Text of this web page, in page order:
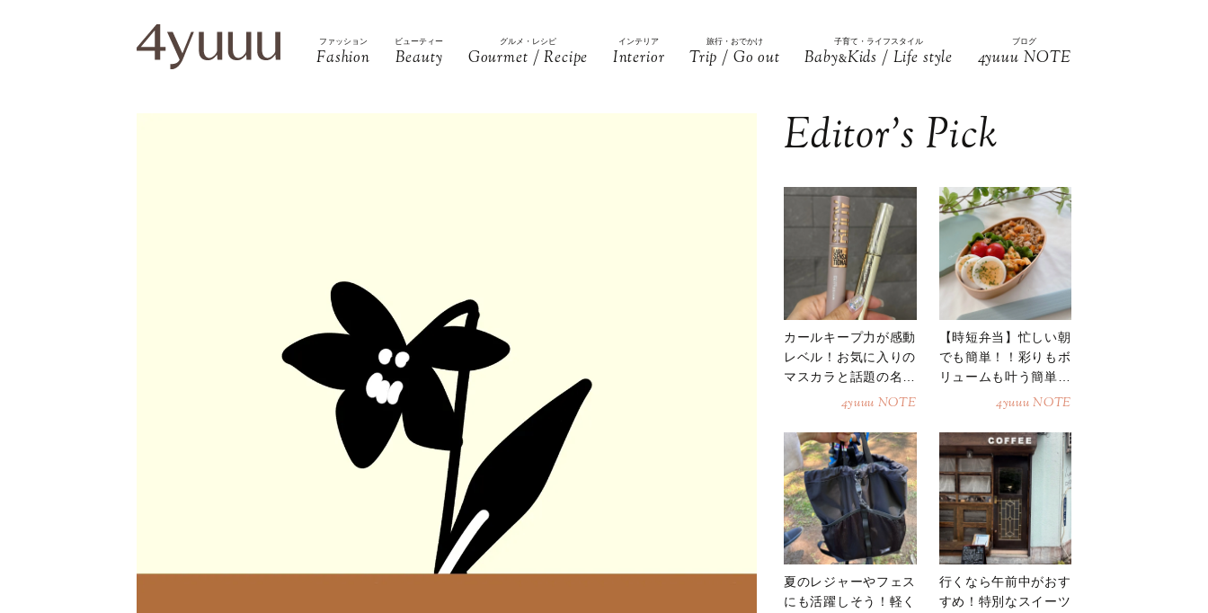
ファッション
Fashion
ビューティー
Beauty
グルメ・レシピ
Gourmet / Recipe
インテリア
Interior
旅行・おでかけ
Trip / Go out
子育て・ライフスタイル
Baby&Kids / Life style
ブログ
4yuuu NOTE
Editor’s Pick
カールキープ力が感動
レベル！お気に入りの
マスカラと話題の名品
4yuuu NOTE
【時短弁当】忙しい朝
でも簡単！！彩りもボ
リュームも叶う簡単そ
4yuuu NOTE
夏のレジャーやフェス
にも活躍しそう！軽く
行くなら午前中がおす
すめ！特別なスイーツ